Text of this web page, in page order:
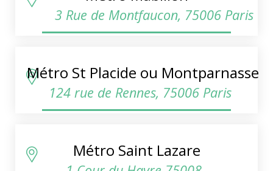
3 Rue de Montfaucon, 75006 Paris
Métro St Placide ou Montparnasse
124 rue de Rennes, 75006 Paris
Métro Saint Lazare